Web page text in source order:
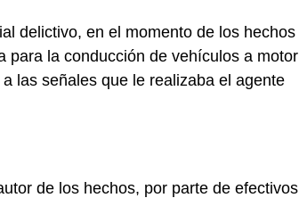
delictivo, en el momento de los hechos
para la conducción de vehículos a motor
las señales que le realizaba el agente
de los hechos, por parte de efectivos